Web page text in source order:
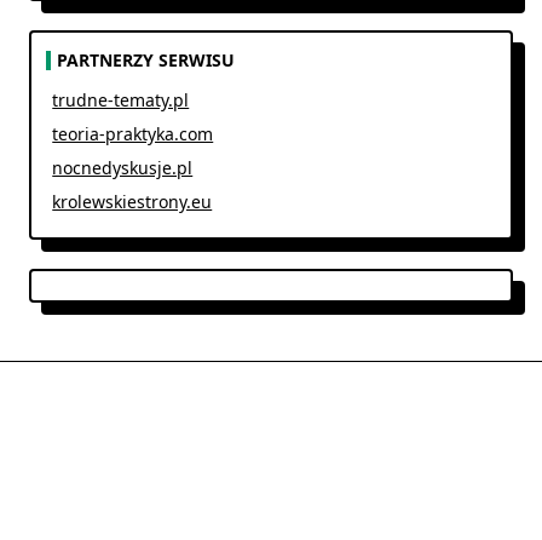
PARTNERZY SERWISU
trudne-tematy.pl
teoria-praktyka.com
nocnedyskusje.pl
krolewskiestrony.eu